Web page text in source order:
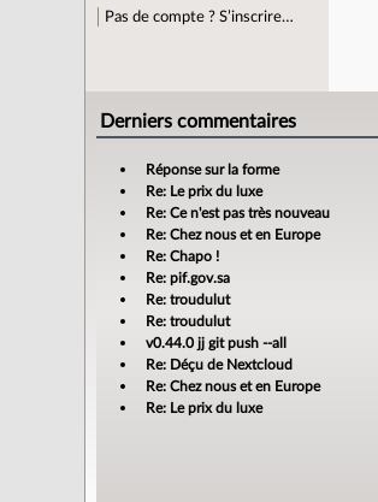
Pas de compte ? S’inscrire…
Derniers commentaires
Réponse sur la forme
Re: Le prix du luxe
Re: Ce n'est pas très nouveau
Re: Chez nous et en Europe
Re: Chapo !
Re: pif.gov.sa
Re: troudulut
Re: troudulut
v0.44.0 jj git push --all
Re: Déçu de Nextcloud
Re: Chez nous et en Europe
Re: Le prix du luxe